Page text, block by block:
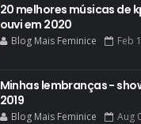
20 melhores músicas de
ouvi em 2020
Blog Mais Feminice Feb
Minhas lembranças -
2019
Blog Mais Feminice Aug